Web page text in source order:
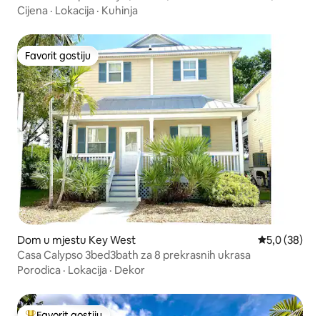
Cijena · Lokacija · Kuhinja
Favorit gostiju
Favorit gostiju
Dom u mjestu Key West Prosječna
5,0 (38)
Casa Calypso 3bed3bath za 8 prekrasnih ukrasa
Porodica · Lokacija · Dekor